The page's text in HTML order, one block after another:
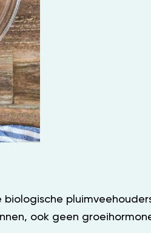
ook geen